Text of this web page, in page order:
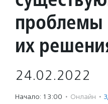
проблемы
их
24.02.2022
Начало: 13:00 · Онлайн ·